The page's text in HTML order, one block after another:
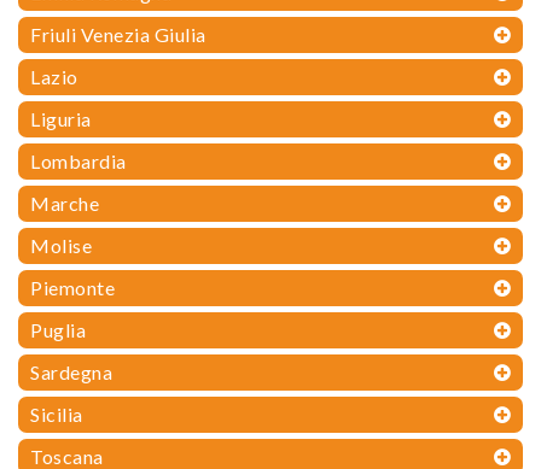
Friuli Venezia Giulia
Lazio
Liguria
Lombardia
Marche
Molise
Piemonte
Puglia
Sardegna
Sicilia
Toscana